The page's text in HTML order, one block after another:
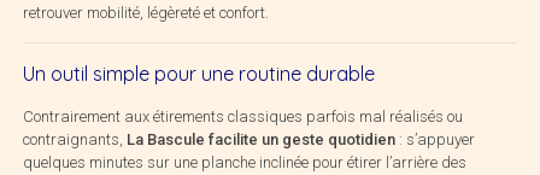
retrouver mobilité, légèreté et confort.
Un outil simple pour une routine durable
Contrairement aux étirements classiques parfois mal réalisés ou
contraignants, La Bascule facilite un geste quotidien : s’appuyer
quelques minutes sur une planche inclinée pour étirer l’arrière des